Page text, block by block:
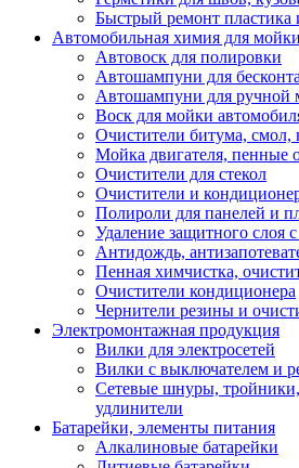
Быстрый ремонт пластика
Автомобильная химия для мойки
Автовоск для полировки
Автошампуни для
Автошампуни для ручной
Воск для мойки
Очистители битума, смол,
Мойка двигателя, пенные
Очистители для стекол
Очистители и
Полироли для панелей и
Удаление защитного слоя
Антидождь,
Пенная химчистка,
Очистители кондиционера
Чернители резины и
Электромонтажная продукция
Вилки для электросетей
Вилки с выключателем и
Сетевые шнуры,
удлинители
Батарейки, элементы питания
Алкалиновые батарейки